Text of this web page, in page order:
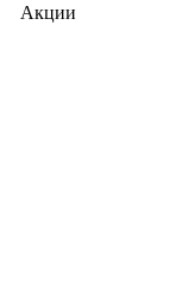
Акции